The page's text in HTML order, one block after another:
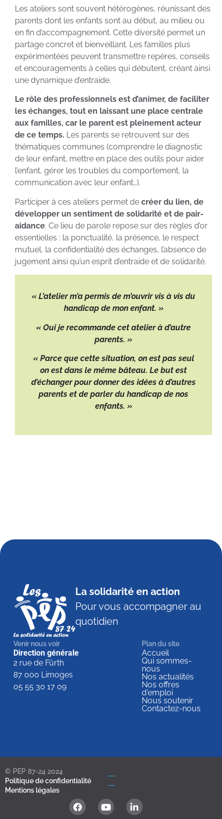
Les ateliers sont souvent hétérogènes, réunissant des
parents dont les enfants sont au début, au milieu ou
en fin d’accompagnement. Cette diversité permet un
partage concret et bienveillant. Les familles plus
expérimentées peuvent transmettre repères, conseils
et encouragements à celles qui débutent, créant ainsi
une dynamique d’entraide.
Le rôle des professionnels est d’animer, de faciliter
les échanges, tout en laissant une place centrale
aux familles, car le parent est pleinement acteur
de ce temps. Les parents se retrouvent sur des
thématiques communes (comprendre le diagnostic
de leur enfant, mettre en place des outils pour aider
l’enfant, gérer les troubles du comportement, la
communication avec leur enfant…).
Participer à ces ateliers permet de créer du lien, de
développer un sentiment de solidarité et de pair-
aidance. Ce lieu de parole repose sur des règles d’or
essentielles : la ponctualité, la présence, le respect
mutuel, la confidentialité des échanges, l’absence de
jugement ainsi qu’un esprit d’entraide et de solidarité.
« L’atelier m’a permis de m’ouvrir vis à vis du
handicap de mon enfant. »
« Oui je recommande cet atelier à d’autre
parents. »
« Parce que cette situation, on est pas seul
on est dans le même bâteau. Le but est
d’échanger pour donner des idées à d’autres
parents et de parler du handicap de nos
enfants. »
La solidarité en action
Pour vous accompagner au
quotidien
Plan du site
Accueil
Qui sommes-
nous
Nos actualités
Nos offres
d'emploi
Nous soutenir
Contactez-nous
Venir nous voir
Direction générale
2 rue de Fûrth
87 000 Limoges
05 55 30 17 09
© PEP 87-24 2024
Politique de confidentialité
Mentions légales